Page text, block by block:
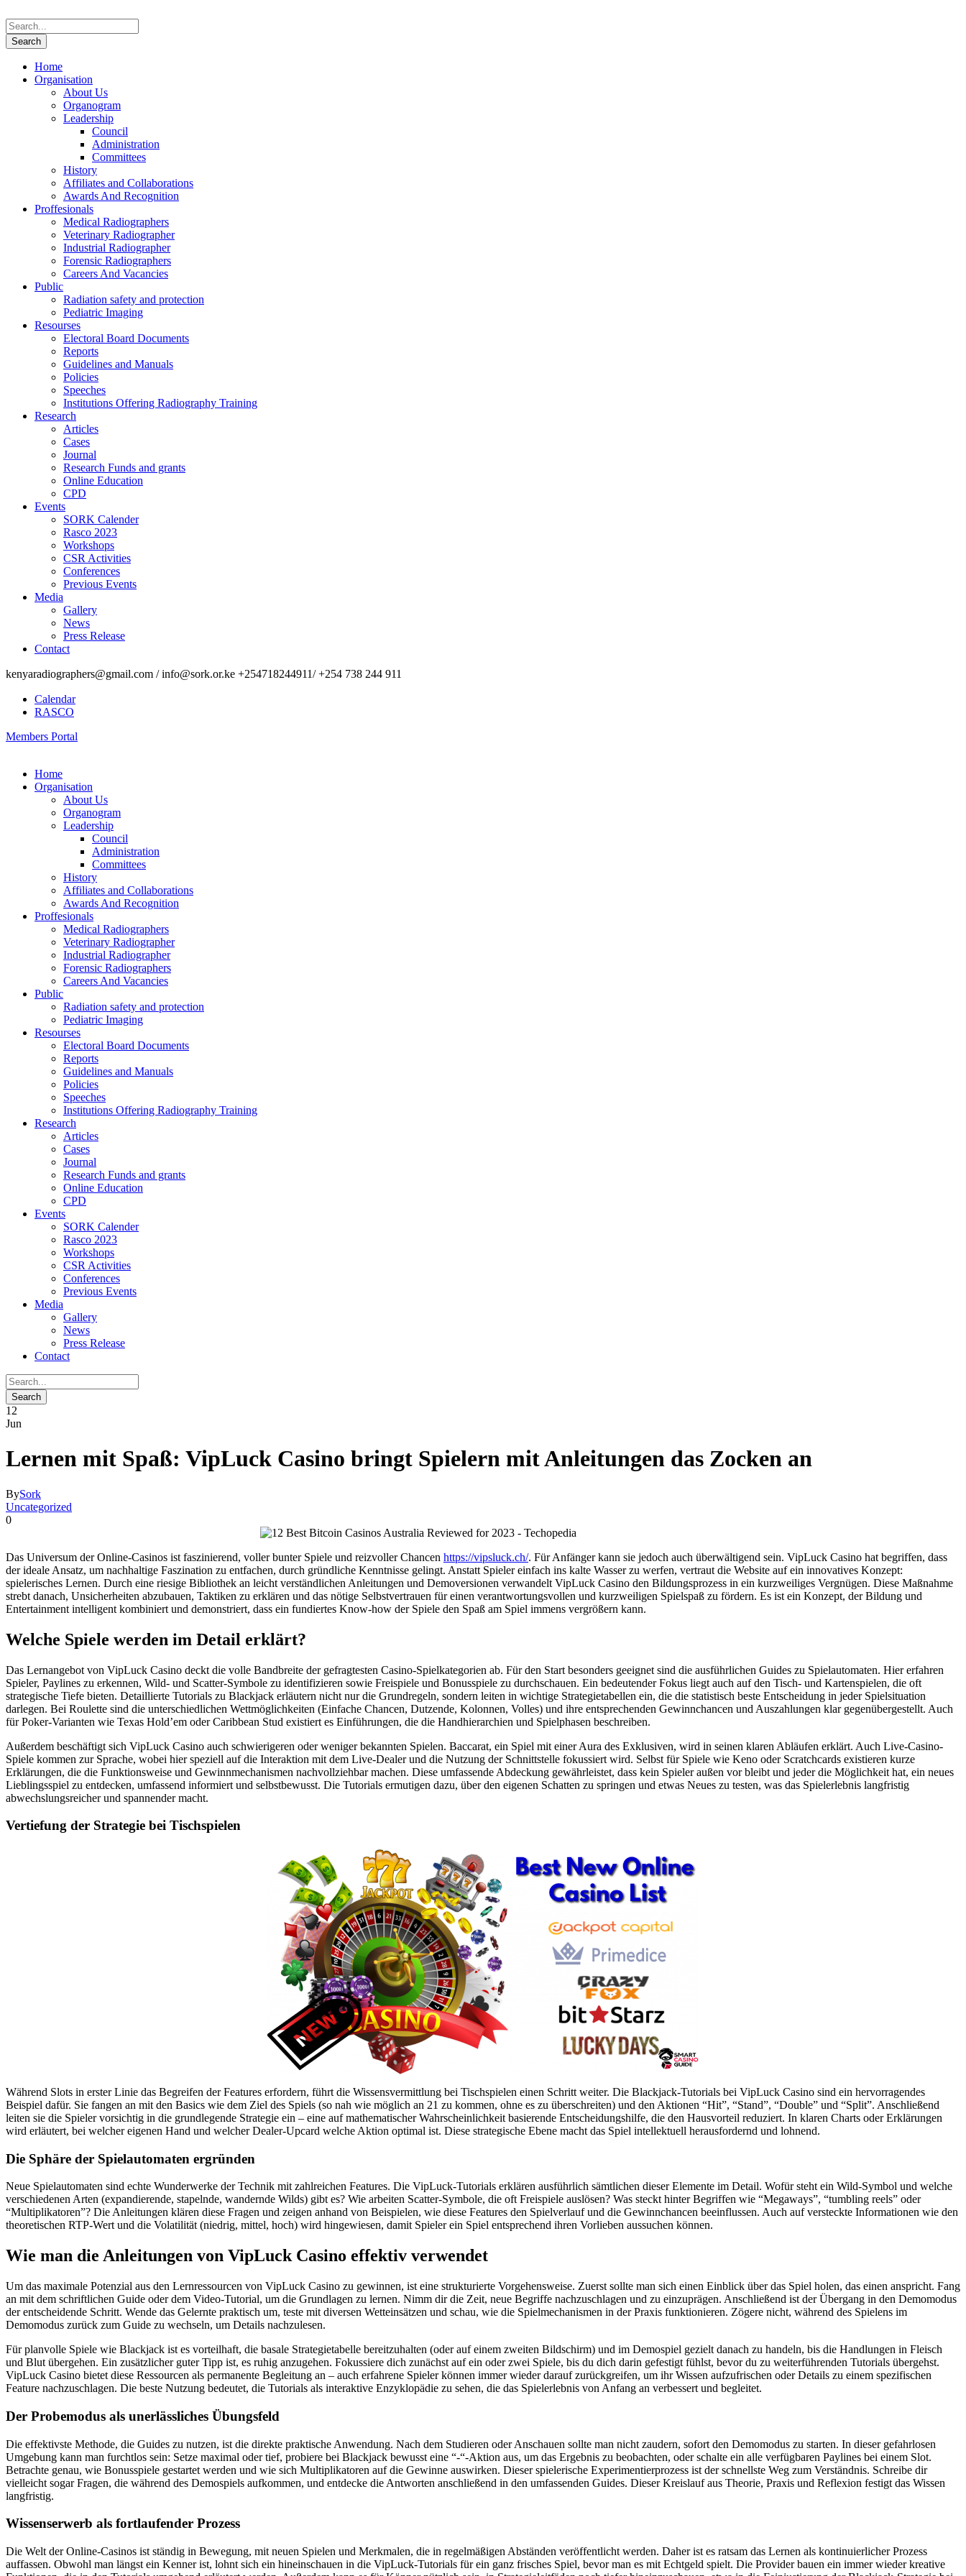
Home
Organisation
About Us
Organogram
Leadership
Council
Administration
Committees
History
Affiliates and Collaborations
Awards And Recognition
Proffesionals
Medical Radiographers
Veterinary Radiographer
Industrial Radiographer
Forensic Radiographers
Careers And Vacancies
Public
Radiation safety and protection
Pediatric Imaging
Resourses
Electoral Board Documents
Reports
Guidelines and Manuals
Policies
Speeches
Institutions Offering Radiography Training
Research
Articles
Cases
Journal
Research Funds and grants
Online Education
CPD
Events
SORK Calender
Rasco 2023
Workshops
CSR Activities
Conferences
Previous Events
Media
Gallery
News
Press Release
Contact
kenyaradiographers@gmail.com / info@sork.or.ke +254718244911/ +254 738 244 911
Calendar
RASCO
Members Portal
Home
Organisation
About Us
Organogram
Leadership
Council
Administration
Committees
History
Affiliates and Collaborations
Awards And Recognition
Proffesionals
Medical Radiographers
Veterinary Radiographer
Industrial Radiographer
Forensic Radiographers
Careers And Vacancies
Public
Radiation safety and protection
Pediatric Imaging
Resourses
Electoral Board Documents
Reports
Guidelines and Manuals
Policies
Speeches
Institutions Offering Radiography Training
Research
Articles
Cases
Journal
Research Funds and grants
Online Education
CPD
Events
SORK Calender
Rasco 2023
Workshops
CSR Activities
Conferences
Previous Events
Media
Gallery
News
Press Release
Contact
12
Jun
Lernen mit Spaß: VipLuck Casino bringt Spielern mit Anleitungen das Zocken an
BySork
Uncategorized
0
Das Universum der Online-Casinos ist faszinierend, voller bunter Spiele und reizvoller Chancen https://vipsluck.ch/. Für Anfänger kann sie jedoch auch überwältigend sein. VipLuck Casino hat begriffen, dass
der ideale Ansatz, um nachhaltige Faszination zu entfachen, durch gründliche Kenntnisse gelingt. Anstatt Spieler einfach ins kalte Wasser zu werfen, vertraut die Website auf ein innovatives Konzept:
spielerisches Lernen. Durch eine riesige Bibliothek an leicht verständlichen Anleitungen und Demoversionen verwandelt VipLuck Casino den Bildungsprozess in ein kurzweiliges Vergnügen. Diese Maßnahme
strebt danach, Unsicherheiten abzubauen, Taktiken zu erklären und das nötige Selbstvertrauen für einen verantwortungsvollen und kurzweiligen Spielspaß zu fördern. Es ist ein Konzept, der Bildung und
Entertainment intelligent kombiniert und demonstriert, dass ein fundiertes Know-how der Spiele den Spaß am Spiel immens vergrößern kann.
Welche Spiele werden im Detail erklärt?
Das Lernangebot von VipLuck Casino deckt die volle Bandbreite der gefragtesten Casino-Spielkategorien ab. Für den Start besonders geeignet sind die ausführlichen Guides zu Spielautomaten. Hier erfahren
Spieler, Paylines zu erkennen, Wild- und Scatter-Symbole zu identifizieren sowie Freispiele und Bonusspiele zu durchschauen. Ein bedeutender Fokus liegt auch auf den Tisch- und Kartenspielen, die oft
strategische Tiefe bieten. Detaillierte Tutorials zu Blackjack erläutern nicht nur die Grundregeln, sondern leiten in wichtige Strategietabellen ein, die die statistisch beste Entscheidung in jeder Spielsituation
darlegen. Bei Roulette sind die unterschiedlichen Wettmöglichkeiten (Einfache Chancen, Dutzende, Kolonnen, Volles) und ihre entsprechenden Gewinnchancen und Auszahlungen klar gegenübergestellt. Auch
für Poker-Varianten wie Texas Hold’em oder Caribbean Stud existiert es Einführungen, die die Handhierarchien und Spielphasen beschreiben.
Außerdem beschäftigt sich VipLuck Casino auch schwierigeren oder weniger bekannten Spielen. Baccarat, ein Spiel mit einer Aura des Exklusiven, wird in seinen klaren Abläufen erklärt. Auch Live-Casino-
Spiele kommen zur Sprache, wobei hier speziell auf die Interaktion mit dem Live-Dealer und die Nutzung der Schnittstelle fokussiert wird. Selbst für Spiele wie Keno oder Scratchcards existieren kurze
Erklärungen, die die Funktionsweise und Gewinnmechanismen nachvollziehbar machen. Diese umfassende Abdeckung gewährleistet, dass kein Spieler außen vor bleibt und jeder die Möglichkeit hat, ein neues
Lieblingsspiel zu entdecken, umfassend informiert und selbstbewusst. Die Tutorials ermutigen dazu, über den eigenen Schatten zu springen und etwas Neues zu testen, was das Spielerlebnis langfristig
abwechslungsreicher und spannender macht.
Vertiefung der Strategie bei Tischspielen
Während Slots in erster Linie das Begreifen der Features erfordern, führt die Wissensvermittlung bei Tischspielen einen Schritt weiter. Die Blackjack-Tutorials bei VipLuck Casino sind ein hervorragendes
Beispiel dafür. Sie fangen an mit den Basics wie dem Ziel des Spiels (so nah wie möglich an 21 zu kommen, ohne es zu überschreiten) und den Aktionen “Hit”, “Stand”, “Double” und “Split”. Anschließend
leiten sie die Spieler vorsichtig in die grundlegende Strategie ein – eine auf mathematischer Wahrscheinlichkeit basierende Entscheidungshilfe, die den Hausvorteil reduziert. In klaren Charts oder Erklärungen
wird erläutert, bei welcher eigenen Hand und welcher Dealer-Upcard welche Aktion optimal ist. Diese strategische Ebene macht das Spiel intellektuell herausfordernd und lohnend.
Die Sphäre der Spielautomaten ergründen
Neue Spielautomaten sind echte Wunderwerke der Technik mit zahlreichen Features. Die VipLuck-Tutorials erklären ausführlich sämtlichen dieser Elemente im Detail. Wofür steht ein Wild-Symbol und welche
verschiedenen Arten (expandierende, stapelnde, wandernde Wilds) gibt es? Wie arbeiten Scatter-Symbole, die oft Freispiele auslösen? Was steckt hinter Begriffen wie “Megaways”, “tumbling reels” oder
“Multiplikatoren”? Die Anleitungen klären diese Fragen und zeigen anhand von Beispielen, wie diese Features den Spielverlauf und die Gewinnchancen beeinflussen. Auch auf versteckte Informationen wie den
theoretischen RTP-Wert und die Volatilität (niedrig, mittel, hoch) wird hingewiesen, damit Spieler ein Spiel entsprechend ihren Vorlieben aussuchen können.
Wie man die Anleitungen von VipLuck Casino effektiv verwendet
Um das maximale Potenzial aus den Lernressourcen von VipLuck Casino zu gewinnen, ist eine strukturierte Vorgehensweise. Zuerst sollte man sich einen Einblick über das Spiel holen, das einen anspricht. Fang
an mit dem schriftlichen Guide oder dem Video-Tutorial, um die Grundlagen zu lernen. Nimm dir die Zeit, neue Begriffe nachzuschlagen und zu einzuprägen. Anschließend ist der Übergang in den Demomodus
der entscheidende Schritt. Wende das Gelernte praktisch um, teste mit diversen Wetteinsätzen und schau, wie die Spielmechanismen in der Praxis funktionieren. Zögere nicht, während des Spielens im
Demomodus zurück zum Guide zu wechseln, um Details nachzulesen.
Für planvolle Spiele wie Blackjack ist es vorteilhaft, die basale Strategietabelle bereitzuhalten (oder auf einem zweiten Bildschirm) und im Demospiel gezielt danach zu handeln, bis die Handlungen in Fleisch
und Blut übergehen. Ein zusätzlicher guter Tipp ist, es ruhig anzugehen. Fokussiere dich zunächst auf ein oder zwei Spiele, bis du dich darin gefestigt fühlst, bevor du zu weiterführenden Tutorials übergehst.
VipLuck Casino bietet diese Ressourcen als permanente Begleitung an – auch erfahrene Spieler können immer wieder darauf zurückgreifen, um ihr Wissen aufzufrischen oder Details zu einem spezifischen
Feature nachzuschlagen. Die beste Nutzung bedeutet, die Tutorials als interaktive Enzyklopädie zu sehen, die das Spielerlebnis von Anfang an verbessert und begleitet.
Der Probemodus als unerlässliches Übungsfeld
Die effektivste Methode, die Guides zu nutzen, ist die direkte praktische Anwendung. Nach dem Studieren oder Anschauen sollte man nicht zaudern, sofort den Demomodus zu starten. In dieser gefahrlosen
Umgebung kann man furchtlos sein: Setze maximal oder tief, probiere bei Blackjack bewusst eine “-“-Aktion aus, um das Ergebnis zu beobachten, oder schalte ein alle verfügbaren Paylines bei einem Slot.
Betrachte genau, wie Bonusspiele gestartet werden und wie sich Multiplikatoren auf die Gewinne auswirken. Dieser spielerische Experimentierprozess ist der schnellste Weg zum Verständnis. Schreibe dir
vielleicht sogar Fragen, die während des Demospiels aufkommen, und entdecke die Antworten anschließend in den umfassenden Guides. Dieser Kreislauf aus Theorie, Praxis und Reflexion festigt das Wissen
langfristig.
Wissenserwerb als fortlaufender Prozess
Die Welt der Online-Casinos ist ständig in Bewegung, mit neuen Spielen und Merkmalen, die in regelmäßigen Abständen veröffentlicht werden. Daher ist es ratsam das Lernen als kontinuierlicher Prozess
auffassen. Obwohl man längst ein Kenner ist, lohnt sich ein hineinschauen in die VipLuck-Tutorials für ein ganz frisches Spiel, bevor man es mit Echtgeld spielt. Die Provider bauen ein immer wieder kreative